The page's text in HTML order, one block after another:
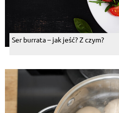
Ser burrata – jak jeść? Z czym?